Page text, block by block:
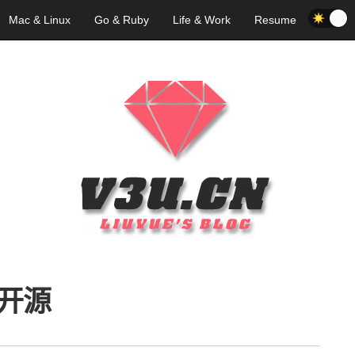
Mac & Linux Go & Ruby Life & Work Resume
源